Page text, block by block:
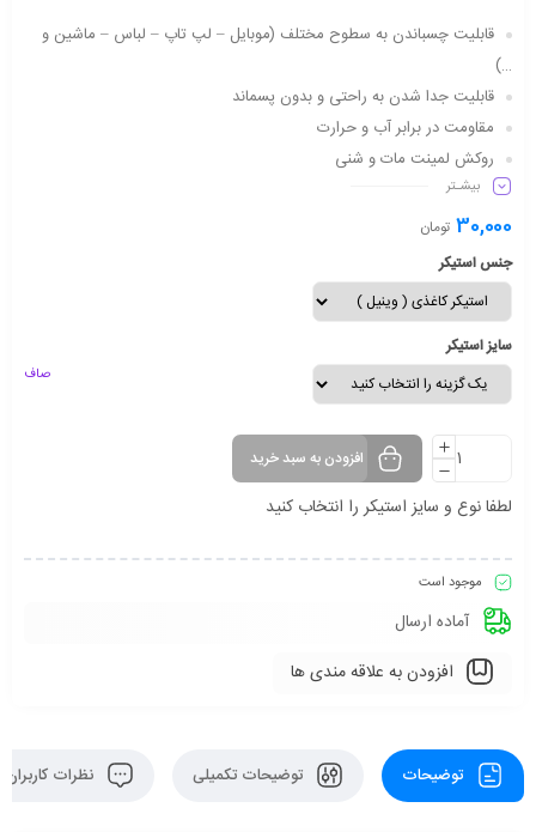
قابلیت چسباندن به سطوح مختلف (موبایل – لپ تاپ – لباس – ماشین و
…)
قابلیت جدا شدن به راحتی و بدون پسماند
مقاومت در برابر آب و حرارت
روکش لمینت مات و شنی
دارای شفافیت مناسب
ماندگاری طولانی مدت
بیشـتر
30,000 تومان
جنس استیکر
سایز استیکر
صاف
افزودن به سبد خرید
لطفا نوع و سایز استیکر را انتخاب کنید
موجود است
آماده ارسال
افزودن به علاقه مندی ها
توضیحات توضیحات تکمیلی نظرات کاربران